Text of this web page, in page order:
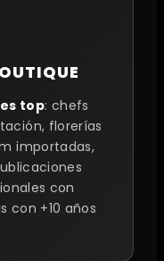
top: chefs
florerías
importadas,
con
con +10 años